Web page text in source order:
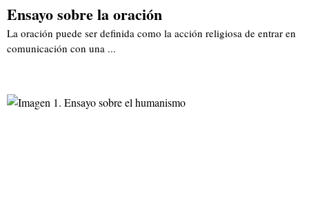
Ensayo sobre la oración
La oración puede ser definida como la acción religiosa de entrar en
comunicación con una ...